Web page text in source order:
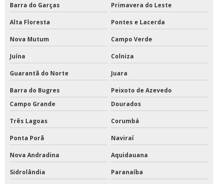
Barra do Garças Primavera do Leste
Alta Floresta Pontes e Lacerda
Nova Mutum Campo Verde
Juína Colniza
Guarantã do Norte Juara
Barra do Bugres
Peixoto de Azevedo
Campo Grande
Dourados
Três Lagoas Corumbá
Ponta Porã Naviraí
Nova Andradina Aquidauana
Sidrolândia Paranaíba